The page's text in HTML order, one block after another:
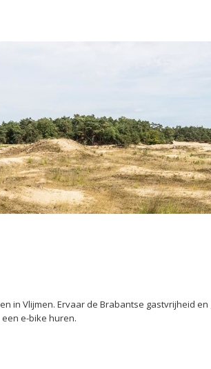
in Vlijmen. Ervaar de Brabantse gastvrijheid
e-bike huren.